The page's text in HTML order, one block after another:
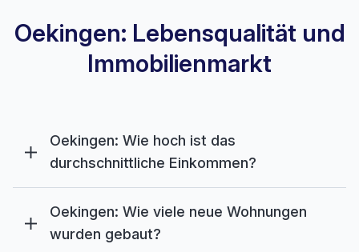
Oekingen: Lebensqualität und
Immobilienmarkt
Oekingen: Wie hoch ist das
durchschnittliche Einkommen?
Oekingen: Wie viele neue Wohnungen
wurden gebaut?